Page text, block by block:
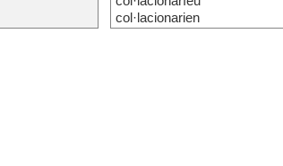
col·lacionarien